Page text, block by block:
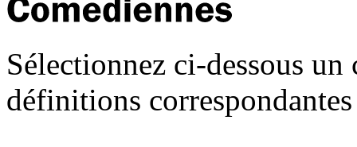
Sélectionnez ci-dessous
définitions